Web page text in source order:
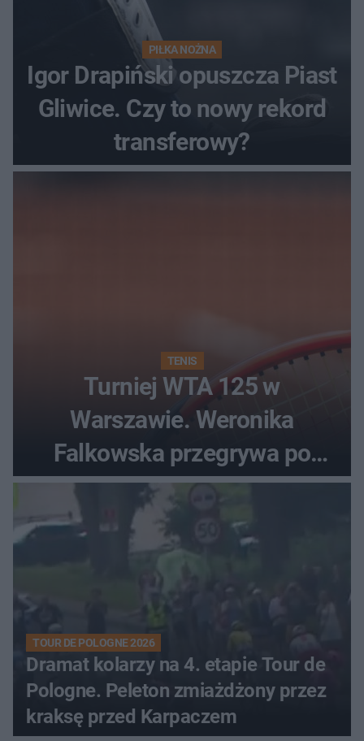
PIŁKA NOŻNA
Igor Drapiński opuszcza Piast
Gliwice. Czy to nowy rekord
transferowy?
TENIS
Turniej WTA 125 w
Warszawie. Weronika
Falkowska przegrywa po
zaciętym boju
TOUR DE POLOGNE 2026
Dramat kolarzy na 4. etapie Tour de
Pologne. Peleton zmiażdżony przez
kraksę przed Karpaczem